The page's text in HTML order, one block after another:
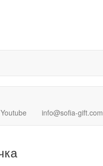
info@sofia-gift.com